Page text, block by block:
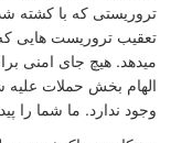
تروریستی که با کشته
تعقیب تروریست هایی
میدهد. هیچ جای امنی
الهام بخش حملات علیه
وجود ندارد. ما شما را